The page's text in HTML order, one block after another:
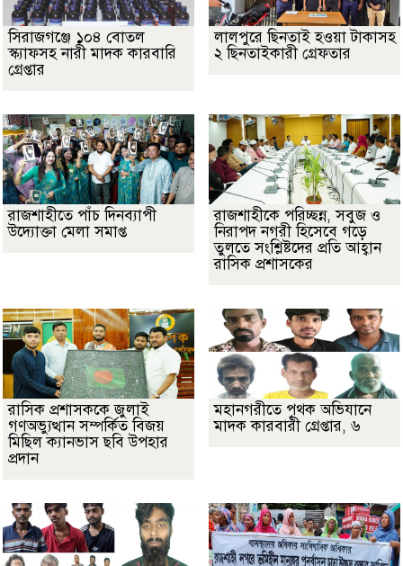
সিরাজগঞ্জে ১০৪ বোতল
স্ক্যাফসহ নারী মাদক কারবারি
গ্রেপ্তার
লালপুরে ছিনতাই হওয়া টাকাসহ
২ ছিনতাইকারী গ্রেফতার
রাজশাহীতে পাঁচ দিনব্যাপী
উদ্যোক্তা মেলা সমাপ্ত
রাজশাহীকে পরিচ্ছন্ন, সবুজ ও
নিরাপদ নগরী হিসেবে গড়ে
তুলতে সংশ্লিষ্টদের প্রতি আহ্বান
রাসিক প্রশাসকের
রাসিক প্রশাসককে জুলাই
গণঅভ্যুত্থান সম্পর্কিত বিজয়
মিছিল ক্যানভাস ছবি উপহার
প্রদান
মহানগরীতে পৃথক অভিযানে
মাদক কারবারী গ্রেপ্তার, ৬